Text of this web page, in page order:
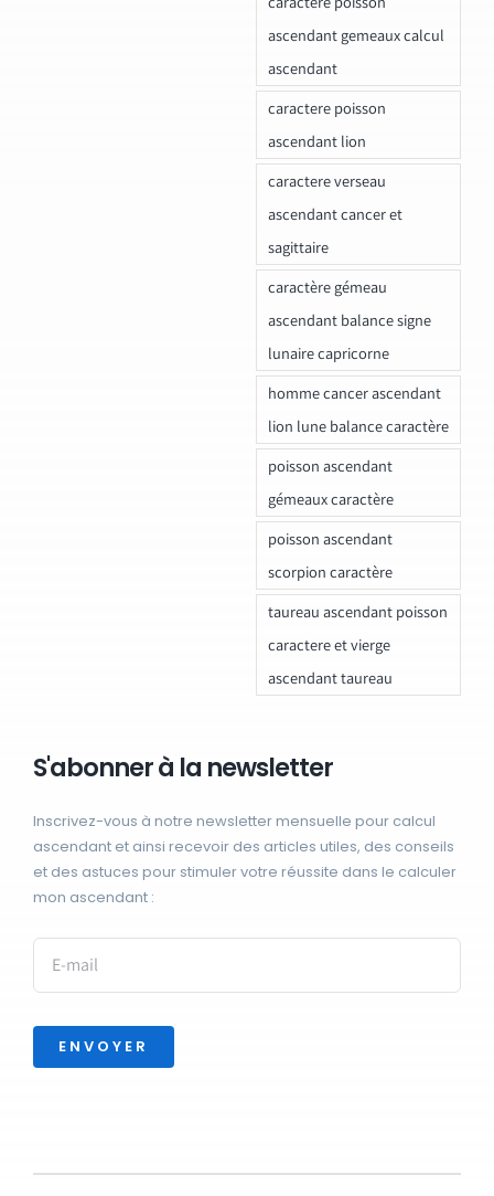
ascendant gemeaux calcul
ascendant
caractere poisson
ascendant lion
caractere verseau
ascendant cancer et
sagittaire
caractère gémeau
ascendant balance signe
lunaire capricorne
homme cancer ascendant
lion lune balance caractère
poisson ascendant
gémeaux caractère
poisson ascendant
scorpion caractère
taureau ascendant poisson
caractere et vierge
ascendant taureau
S'abonner à la newsletter
Inscrivez-vous à notre newsletter mensuelle pour calcul
ascendant et ainsi recevoir des articles utiles, des conseils
et des astuces pour stimuler votre réussite dans le calculer
mon ascendant :
ENVOYER